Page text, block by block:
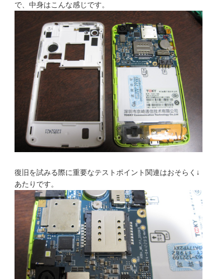
で、中身はこんな感じです。
復旧を試みる際に重要なテストポイント関連はおそらく↓
あたりです。